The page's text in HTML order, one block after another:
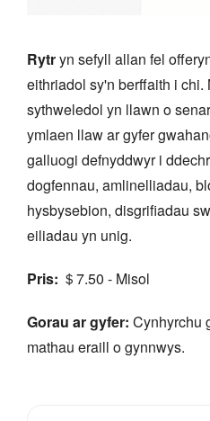
Rytryn sefyll allan fel
eithriadol sy'n berffaith i chi.
sythweledol yn llawn o
ymlaen llaw ar gyfer
galluogi defnyddwyr i
dogfennau, amlinelliadau,
hysbysebion, disgrifiadau
eiliadau yn unig.
Pris: ＄7.50 - Misol
Gorau ar gyfer: Cynhyrchu
mathau eraill o gynnwys.